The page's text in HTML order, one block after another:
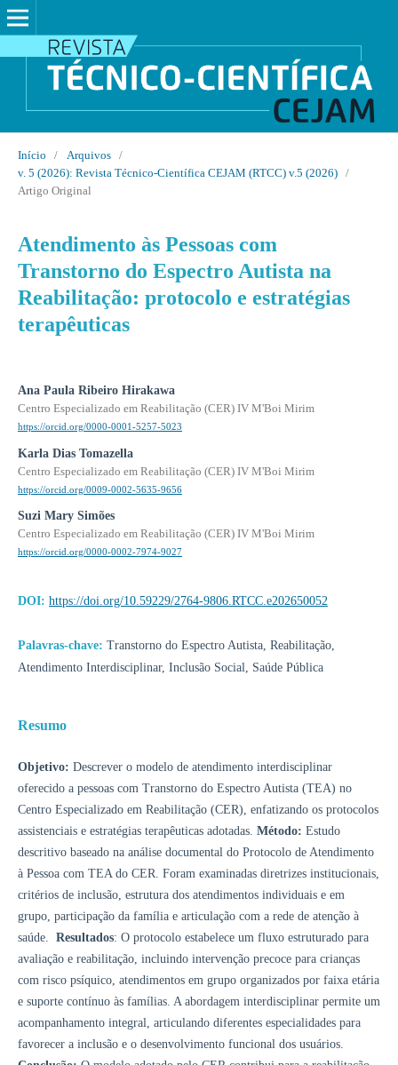
Início / Arquivos
/
v. 5 (2026): Revista Técnico-Científica CEJAM (RTCC) v.5 (2026)
/
Artigo Original
Atendimento às Pessoas com
Transtorno do Espectro Autista na
Reabilitação: protocolo e estratégias
terapêuticas
Ana Paula Ribeiro Hirakawa
Centro Especializado em Reabilitação (CER) IV M'Boi Mirim
https://orcid.org/0000-0001-5257-5023
Karla Dias Tomazella
Centro Especializado em Reabilitação (CER) IV M'Boi Mirim
https://orcid.org/0009-0002-5635-9656
Suzi Mary Simões
Centro Especializado em Reabilitação (CER) IV M'Boi Mirim
https://orcid.org/0000-0002-7974-9027
DOI: https://doi.org/10.59229/2764-9806.RTCC.e202650052
Palavras-chave: Transtorno do Espectro Autista, Reabilitação,
Atendimento Interdisciplinar, Inclusão Social, Saúde Pública
Resumo
Objetivo: Descrever o modelo de atendimento interdisciplinar
oferecido a pessoas com Transtorno do Espectro Autista (TEA) no
Centro Especializado em Reabilitação (CER), enfatizando os protocolos
assistenciais e estratégias terapêuticas adotadas. Método: Estudo
descritivo baseado na análise documental do Protocolo de Atendimento
à Pessoa com TEA do CER. Foram examinadas diretrizes institucionais,
critérios de inclusão, estrutura dos atendimentos individuais e em
grupo, participação da família e articulação com a rede de atenção à
saúde. Resultados: O protocolo estabelece um fluxo estruturado para
avaliação e reabilitação, incluindo intervenção precoce para crianças
com risco psíquico, atendimentos em grupo organizados por faixa etária
e suporte contínuo às famílias. A abordagem interdisciplinar permite um
acompanhamento integral, articulando diferentes especialidades para
favorecer a inclusão e o desenvolvimento funcional dos usuários.